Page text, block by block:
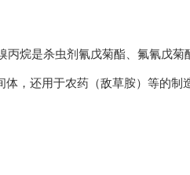
丙烷是杀虫剂氰戊菊酯、氟氰戊
体，还用于农药（敌草胺）等的制